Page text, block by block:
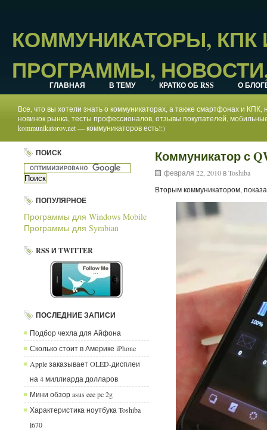
КОММУНИКАТОРЫ,
ПРОГРАММЫ,
ГЛАВНАЯ В ТЕМУ КРАТКО ОБ RSS О
Все, что вы хотели знать о коммуникаторах, а также смартфонах и
новинок рынка, тесты профессионалов, отзывы покупателей,
kommunikatorov.net — коммуникаторов есть!:)
ПОИСК
ПОПУЛЯРНОЕ
Программы для Windows Mobile
Программы для Symbian
RSS И TWITTER
ПОСЛЕДНИЕ ЗАПИСИ
Подбор чехла для Айфона
Сколько стоит в Америке iPhone
Apple заказывает OLED-дисплеи
на 4 миллиарда долларов
Мини обзор asus eee pc 2g
Характеристика ноутбука Toshiba
l670
Коммуникатор с
февраля 22, 2010 вToshiba
Вторым коммуникатором,